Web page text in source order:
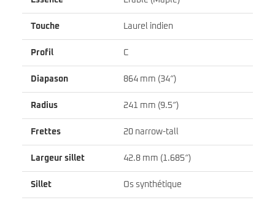
Touche Laurel indien
Profil C
Diapason 864 mm (34″)
Radius 241 mm (9.5″)
Frettes 20 narrow-tall
Largeur sillet 42.8 mm (1.685″)
Sillet Os synthétique